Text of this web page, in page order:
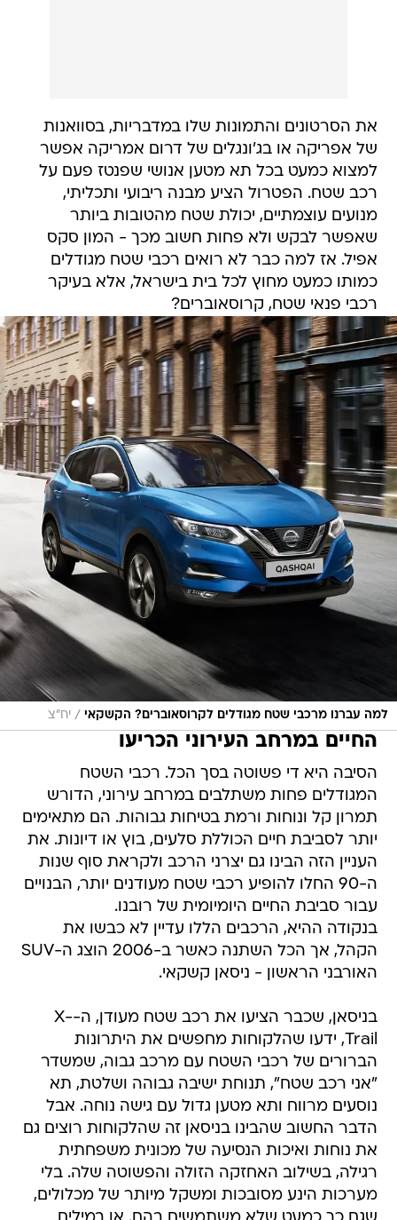
את הסרטונים והתמונות שלו במדבריות, בסוואנות
של אפריקה או בג'ונגלים של דרום אמריקה אפשר
למצוא כמעט בכל תא מטען אנושי שפנטז פעם על
רכב שטח. הפטרול הציע מבנה ריבועי ותכליתי,
מנועים עוצמתיים, יכולת שטח מהטובות ביותר
שאפשר לבקש ולא פחות חשוב מכך - המון סקס
אפיל. אז למה כבר לא רואים רכבי שטח מגודלים
כמותו כמעט מחוץ לכל בית בישראל, אלא בעיקר
רכבי פנאי שטח, קרוסאוברים?
למה עברנו מרכבי שטח מגודלים לקרוסאוברים? הקשקאי / יח"צ
החיים במרחב העירוני הכריעו
הסיבה היא די פשוטה בסך הכל. רכבי השטח
המגודלים פחות משתלבים במרחב עירוני, הדורש
תמרון קל ונוחות ורמת בטיחות גבוהות. הם מתאימים
יותר לסביבת חיים הכוללת סלעים, בוץ או דיונות. את
העניין הזה הבינו גם יצרני הרכב ולקראת סוף שנות
ה-90 החלו להופיע רכבי שטח מעודנים יותר, הבנויים
עבור סביבת החיים היומיומית של רובנו.
בנקודה ההיא, הרכבים הללו עדיין לא כבשו את
הקהל, אך הכל השתנה כאשר ב-2006 הוצג ה-SUV
האורבני הראשון - ניסאן קשקאי.
בניסאן, שכבר הציעו את רכב שטח מעודן, ה-X-
Trail, ידעו שהלקוחות מחפשים את היתרונות
הברורים של רכבי השטח עם מרכב גבוה, שמשדר
"אני רכב שטח", תנוחת ישיבה גבוהה ושלטת, תא
נוסעים מרווח ותא מטען גדול עם גישה נוחה. אבל
הדבר החשוב שהבינו בניסאן זה שהלקוחות רוצים גם
את נוחות ואיכות הנסיעה של מכונית משפחתית
רגילה, בשילוב האחזקה הזולה והפשוטה שלה. בלי
מערכות הינע מסובכות ומשקל מיותר של מכלולים,